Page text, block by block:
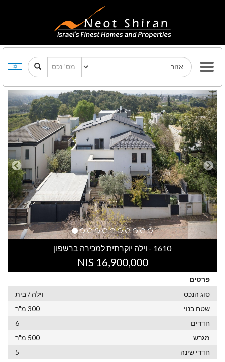
Previous Next
1610 - וילה יוקרתית למכירה ברשפון
16,900,000 NIS
פרטים
סוג הנכס
וילה / בית
שטח בנוי
300 מ"ר
חדרים
6
מגרש
500 מ"ר
חדרי שינה
5